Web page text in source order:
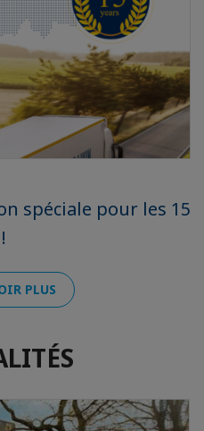
spéciale pour les 15
PLUS